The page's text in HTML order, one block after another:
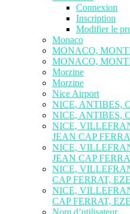
Connexion
Inscription
Modifier le
Monaco
MONACO,
MONACO,
Morzine
Morzine
Nice Airport
NICE, ANTIBES,
NICE, ANTIBES,
NICE,
JEAN CAP
NICE,
JEAN CAP
NICE,
CAP FERRAT,
NICE,
CAP FERRAT,